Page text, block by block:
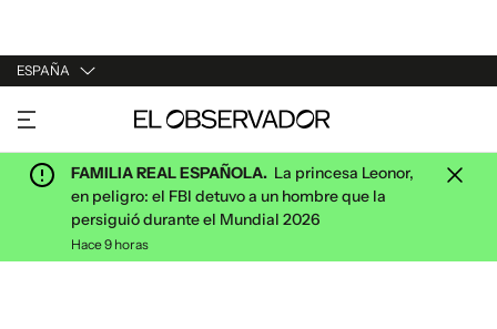
ESPAÑA
URUGUAY
ARGENTINA
ESPAÑA
ESTADOS UNIDOS
FAMILIA REAL ESPAÑOLA. La princesa Leonor,
en peligro: el FBI detuvo a un hombre que la
persiguió durante el Mundial 2026
Hace 9 horas